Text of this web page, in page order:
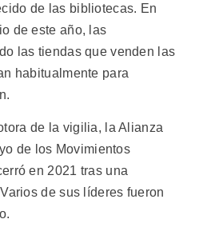
de las bibliotecas. En
de este año, las
las tiendas que venden las
habitualmente para
de la vigilia, la Alianza
de los Movimientos
en 2021 tras una
de sus líderes fueron